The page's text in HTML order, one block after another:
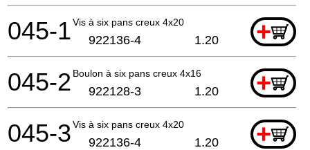
Vis à six pans creux 4x20 +
045-1 922136-4 1.20
Boulon à six pans creux 4x16 +
045-2 922128-3 1.20
Vis à six pans creux 4x20 +
045-3 922136-4 1.20